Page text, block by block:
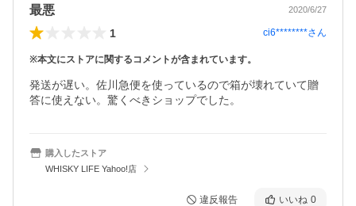
最悪 2020/6/27
1 ci6********さん
※本文にストアに関するコメントが含まれています。
発送が遅い。佐川急便を使っているので箱が壊れていて贈
答に使えない。驚くべきショップでした。
購入したストア
WHISKY LIFE Yahoo!店
違反報告 いいね 0